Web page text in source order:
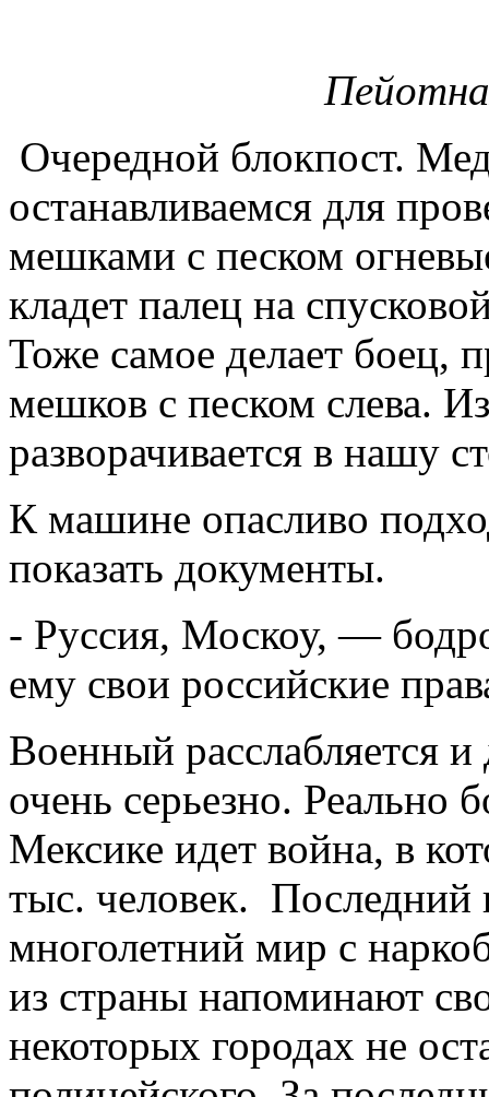
Очередной блокпост.
останавливаемся для
мешками с песком
кладет палец на
Тоже самое делает боец,
мешков с песком слева.
разворачивается в нашу
К машине опасливо
показать документы.
- Руссия, Москоу, —
ему свои российские
Военный расслабляется и
очень серьезно. Реально
Мексике идет война, в
тыс. человек. Последний
многолетний мир с
из страны напоминают
некоторых городах не